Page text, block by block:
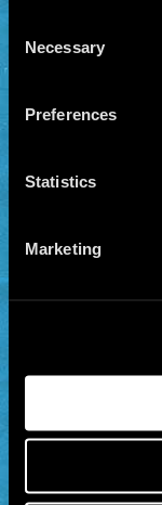
Selection
Necessary
Preferences
Statistics
Marketing